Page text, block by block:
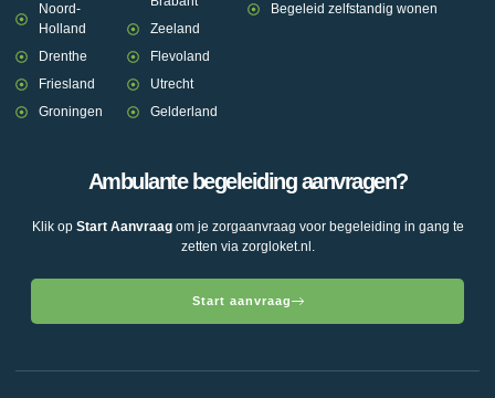
Noord-
Holland
Drenthe
Friesland
Groningen
Zeeland
Flevoland
Utrecht
Gelderland
Begeleid zelfstandig wonen
Ambulante begeleiding aanvragen?
Klik op Start Aanvraagom je zorgaanvraag voor begeleiding in gang te
zetten via zorgloket.nl.
Start aanvraag